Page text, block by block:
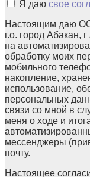
Я даю свое
Настоящим даю
г.о. город Абакан,
на
обработку моих
мобильного
накопление,
использование,
персональных
связи со мной в
меня о ходе и
мессенджеры
почту.
Настоящее